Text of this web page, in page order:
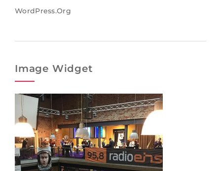
WordPress.org
Image Widget